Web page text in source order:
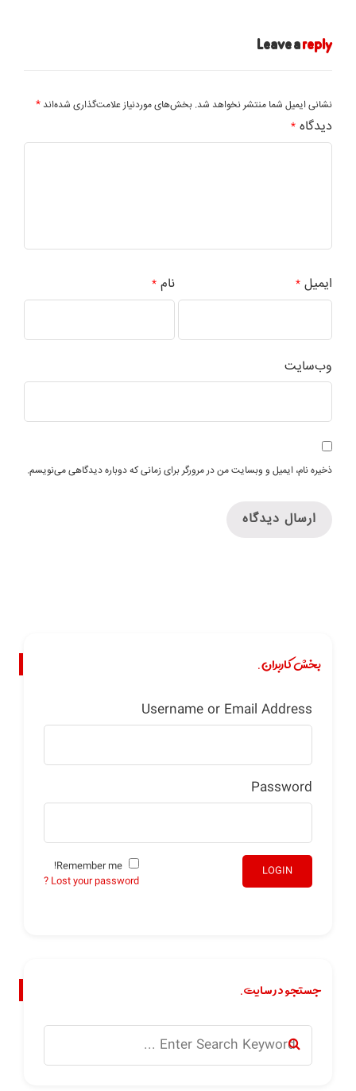
Leave areply
نشانی ایمیل شما منتشر نخواهد شد. بخش‌های موردنیاز علامت‌گذاری شده‌اند *
دیدگاه *
نام * ایمیل*
وب‌سایت
ذخیره نام، ایمیل و وبسایت من در مرورگر برای زمانی که دوباره دیدگاهی می‌نویسم.
بخش کاربران.
Username or Email Address
Password
LOGIN
Lost your password ?
جستجو در سایت.